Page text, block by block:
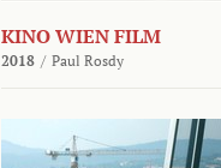
KINO WIEN FILM
2018 / Paul Rosdy